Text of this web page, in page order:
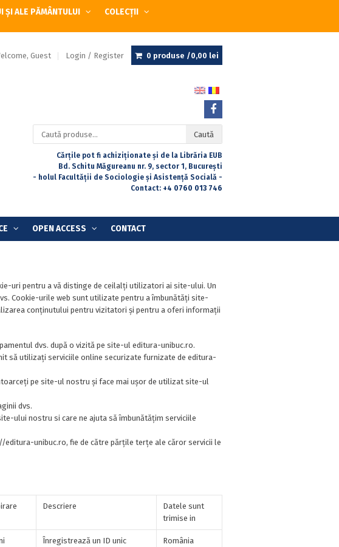
ȘI ALE PĂMÂNTULUI COLECȚII
Guest Login / Register 0 produse /0,00 lei
Caută
după:
Caută
Cărțile pot fi achiziționate și de la Librăria EUB
Bd. Schitu Măgureanu nr. 9, sector 1, București
- holul Facultății de Sociologie și Asistență Socială -
Contact: +4 0760 013 746
OPEN ACCESS CONTACT
uri pentru a vă distinge de ceilalți utilizatori ai site-ului. Un
Cookie-urile web sunt utilizate pentru a îmbunătăți site-
conținutului pentru vizitatori și pentru a oferi informații
dvs. după o vizită pe site-ul editura-unibuc.ro.
să utilizați serviciile online securizate furnizate de editura-
pe site-ul nostru și face mai ușor de utilizat site-ul
dvs.
ului nostru si care ne ajuta să îmbunătățim serviciile
unibuc.ro, fie de către părțile terțe ale căror servicii le
Descriere
Datele sunt
trimise in
Înregistrează un ID unic
România